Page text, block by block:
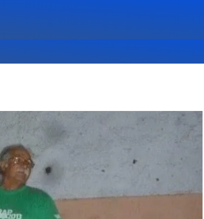
DE
JUGADORES DE LA
SELECCIÓN URUGUAYA DE
PÁDEL HOY EN PARTIDO
EXHIBICIÓN EN RANCHO